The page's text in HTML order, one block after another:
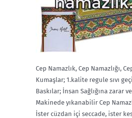
Cep Namazlık, Cep Namazlığı,
Kumaşlar; 1.kalite regule sıvı
Baskılar; İnsan Sağlığına zarar
Makinede yıkanabilir Cep
İster cüzdan içi seccade, ister